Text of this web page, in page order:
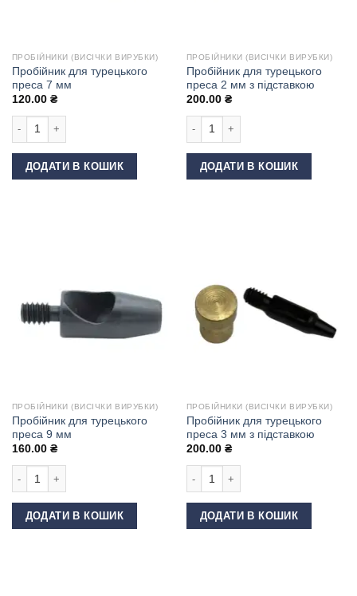
ПРОБІЙНИКИ (ВИСІЧКИ ВИРУБКИ)
Пробійник для турецького
преса 7 мм
120.00 ₴
ДОДАТИ В КОШИК
ПРОБІЙНИКИ (ВИСІЧКИ ВИРУБКИ)
Пробійник для турецького
преса 2 мм з підставкою
200.00 ₴
ДОДАТИ В КОШИК
ПРОБІЙНИКИ (ВИСІЧКИ ВИРУБКИ)
Пробійник для турецького
преса 9 мм
160.00 ₴
ДОДАТИ В КОШИК
ПРОБІЙНИКИ (ВИСІЧКИ ВИРУБКИ)
Пробійник для турецького
преса 3 мм з підставкою
200.00 ₴
ДОДАТИ В КОШИК